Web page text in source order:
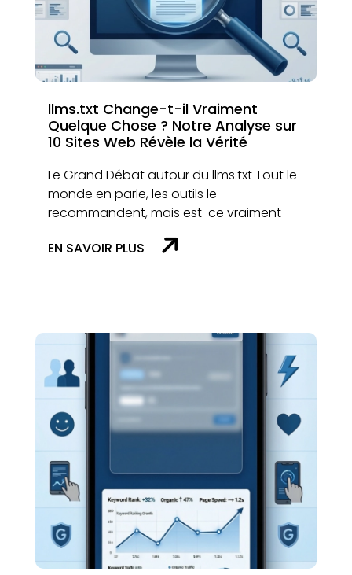
llms.txt Change-t-il Vraiment
Quelque Chose ? Notre Analyse sur
10 Sites Web Révèle la Vérité
Le Grand Débat autour du llms.txt Tout le
monde en parle, les outils le
recommandent, mais est-ce vraiment
EN SAVOIR PLUS